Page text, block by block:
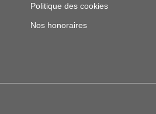
Politique des cookies
Nos honoraires